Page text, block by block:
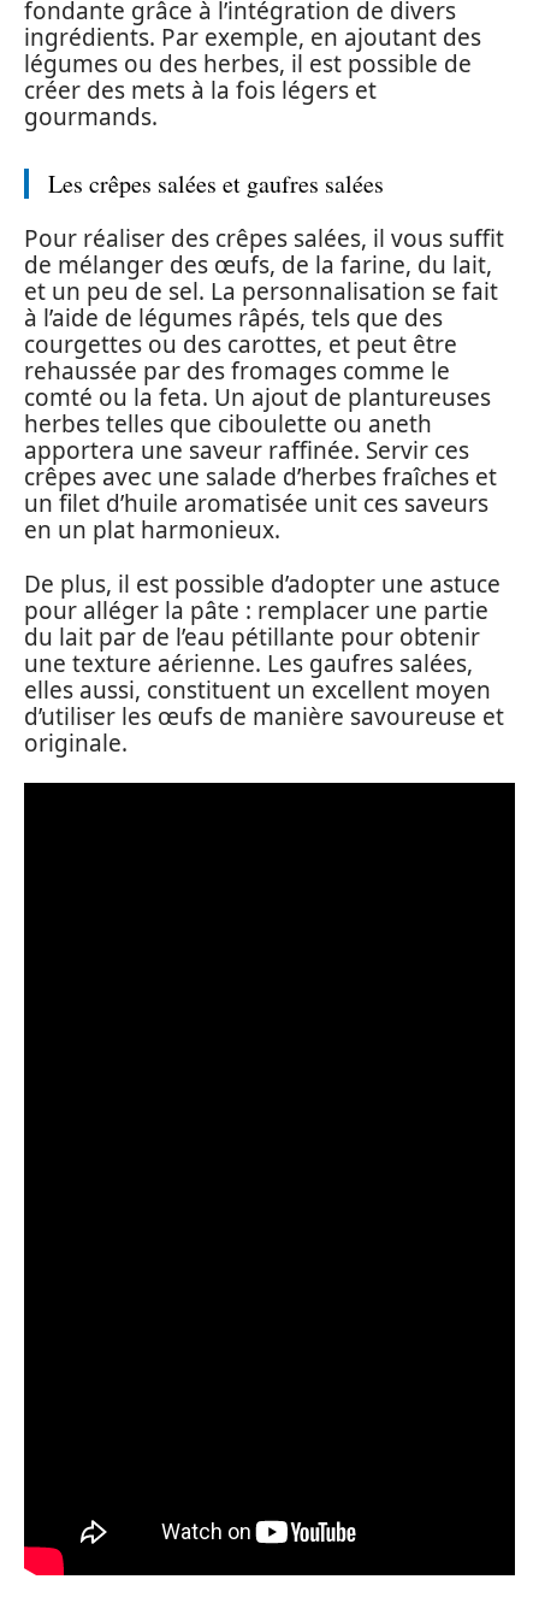
fondante grâce à l’intégration de divers
ingrédients. Par exemple, en ajoutant des
légumes ou des herbes, il est possible de
créer des mets à la fois légers et
gourmands.
Les crêpes salées et gaufres salées
Pour réaliser des crêpes salées, il vous suffit
de mélanger des œufs, de la farine, du lait,
et un peu de sel. La personnalisation se fait
à l’aide de légumes râpés, tels que des
courgettes ou des carottes, et peut être
rehaussée par des fromages comme le
comté ou la feta. Un ajout de plantureuses
herbes telles que ciboulette ou aneth
apportera une saveur raffinée. Servir ces
crêpes avec une salade d’herbes fraîches et
un filet d’huile aromatisée unit ces saveurs
en un plat harmonieux.
De plus, il est possible d’adopter une astuce
pour alléger la pâte : remplacer une partie
du lait par de l’eau pétillante pour obtenir
une texture aérienne. Les gaufres salées,
elles aussi, constituent un excellent moyen
d’utiliser les œufs de manière savoureuse et
originale.